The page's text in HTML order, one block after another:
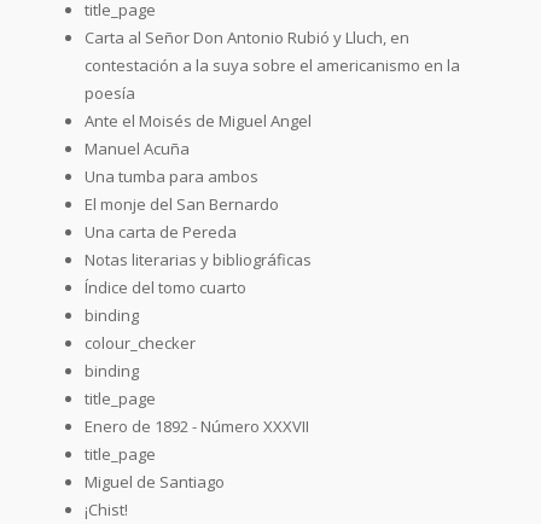
title_page
Carta al Señor Don Antonio Rubió y Lluch, en
contestación a la suya sobre el americanismo en la
poesía
Ante el Moisés de Miguel Angel
Manuel Acuña
Una tumba para ambos
El monje del San Bernardo
Una carta de Pereda
Notas literarias y bibliográficas
Índice del tomo cuarto
binding
colour_checker
binding
title_page
Enero de 1892 - Número XXXVII
title_page
Miguel de Santiago
¡Chist!